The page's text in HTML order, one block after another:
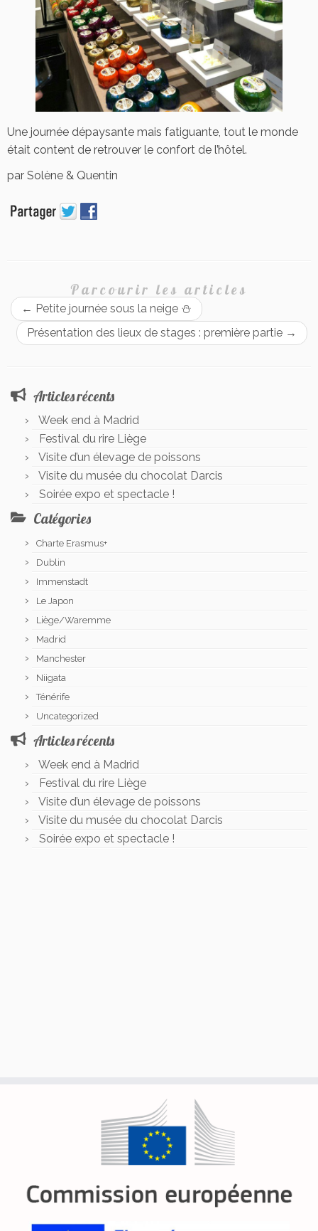
Une journée dépaysante mais fatiguante, tout le monde
était content de retrouver le confort de l’hôtel.
par Solène & Quentin
Parcourir les articles
← Petite journée sous la neige ⛄
Présentation des lieux de stages : première partie →
Articles récents
Week end à Madrid
Festival du rire Liège
Visite d’un élevage de poissons
Visite du musée du chocolat Darcis
Soirée expo et spectacle !
Catégories
Charte Erasmus+
Dublin
Immenstadt
Le Japon
Liège/Waremme
Madrid
Manchester
Niigata
Ténérife
Uncategorized
Articles récents
Week end à Madrid
Festival du rire Liège
Visite d’un élevage de poissons
Visite du musée du chocolat Darcis
Soirée expo et spectacle !